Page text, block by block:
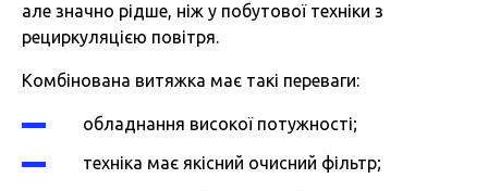
але значно рідше, ніж у побутової техніки з
рециркуляцією повітря.
Комбінована витяжка має такі переваги:
обладнання високої потужності;
техніка має якісний очисний фільтр;